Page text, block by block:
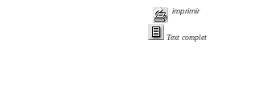
imprimir
Text complet